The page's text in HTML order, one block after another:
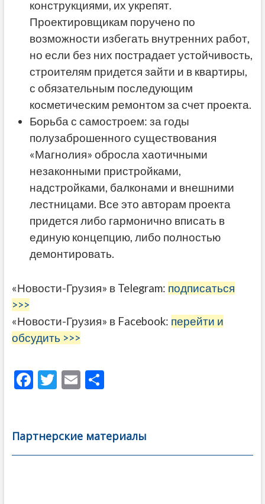
конструкциями, их укрепят.
Проектировщикам поручено по
возможности избегать внутренних работ,
но если без них пострадает устойчивость,
строителям придется зайти и в квартиры,
с обязательным последующим
косметическим ремонтом за счет проекта.
Борьба с самостроем: за годы
полузаброшенного существования
«Магнолия» обросла хаотичными
незаконными пристройками,
надстройками, балконами и внешними
лестницами. Все это авторам проекта
придется либо гармонично вписать в
единую концепцию, либо полностью
демонтировать.
«Новости-Грузия» в Telegram: подписаться
>>>
«Новости-Грузия» в Facebook: перейти и
обсудить >>>
F
b
o
T
er
E
l
О
а
в
Партнерские материалы